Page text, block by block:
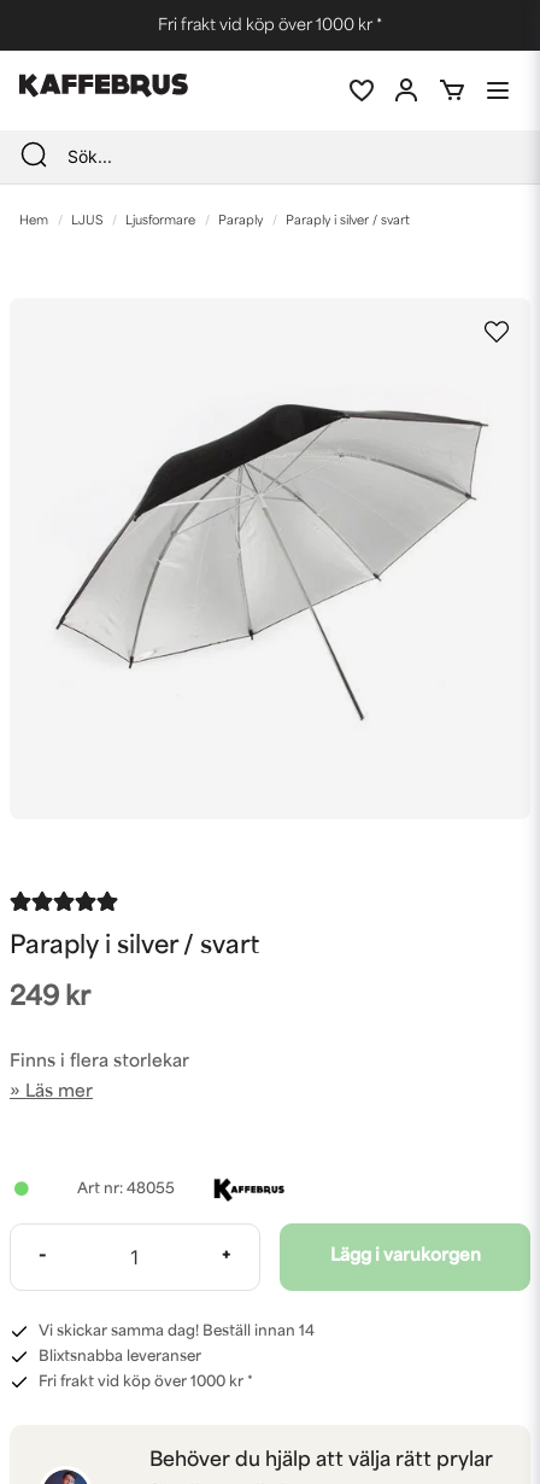
Fri frakt vid köp över 1000 kr *
Hem LJUS Ljusformare Paraply Paraply i silver / svart
Paraply i silver / svart
249 kr
Finns i flera storlekar
Läs mer
48055
- + Lägg i varukorgen
Vi skickar samma dag! Beställ innan 14
Blixtsnabba leveranser
Fri frakt vid köp över 1000 kr *
Behöver du hjälp att välja rätt prylar